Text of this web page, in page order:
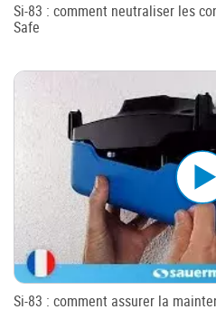
Si-83 : comment neutraliser les
Safe
Si-83 : comment assurer la